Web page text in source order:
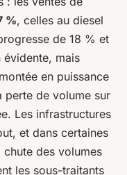
%, celles au diesel
de 18 % et
évidente, mais
en puissance
perte de volume sur
Les infrastructures
et dans certaines
des volumes
les sous-traitants